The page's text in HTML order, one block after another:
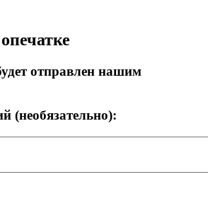
отправлен нашим
(необязательно):